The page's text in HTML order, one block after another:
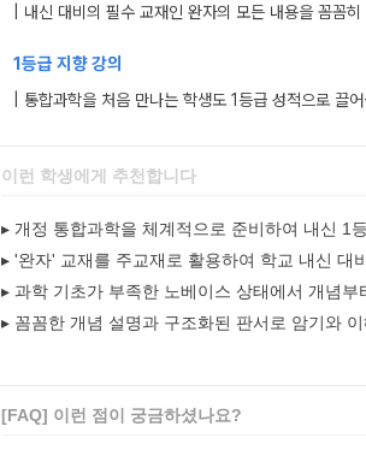
| 내신 대비의 필수 교재인 완자의 모든 내용을 꼼꼼
1등급 지향 강의
| 통합과학을 처음 만나는 학생도 1등급 성적으로 끌
이런 학생에게 추천합니다
▸ 개정 통합과학을 체계적으로 준비하여 내신 1
▸ '완자' 교재를 주교재로 활용하여 학교 내신 대
▸ 과학 기초가 부족한 노베이스 상태에서 개념
▸ 꼼꼼한 개념 설명과 구조화된 판서로 암기와
[FAQ] 이런 점이 궁금하셨나요?